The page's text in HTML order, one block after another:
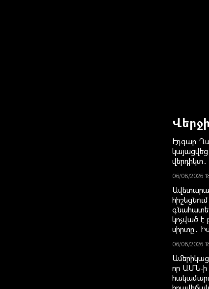
Էդգար
06/08/2026
կոչված է
սիրտը․
06/08/2026
որ ԱՄՆ-ի